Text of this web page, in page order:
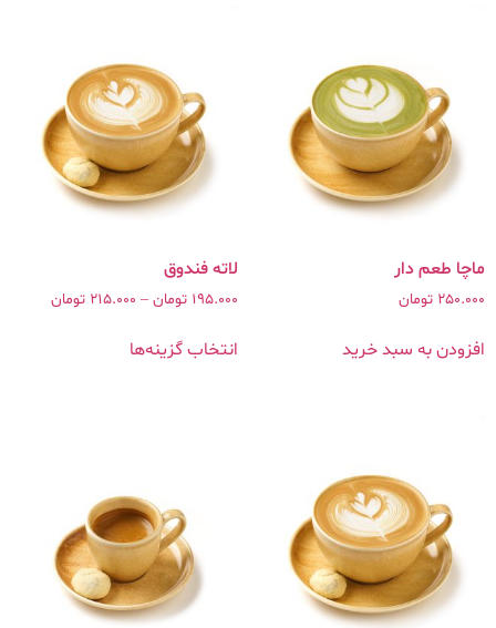
ماچا طعم دار
250.000 تومان
افزودن به سبد خرید
195.000 تومان –
215.000 تومان
انتخاب گزینه‌ها